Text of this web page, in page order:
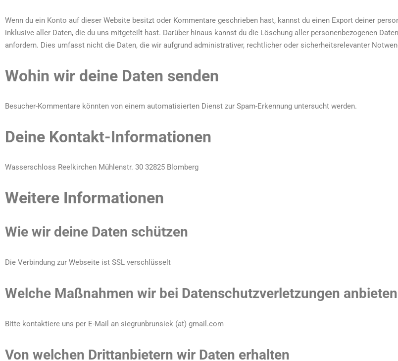
Wenn du ein Konto auf dieser Website besitzt oder Kommentare geschrieben hast, kannst du einen Export deiner
inklusive aller Daten, die du uns mitgeteilt hast. Darüber hinaus kannst du die Löschung aller personenbezogenen
anfordern. Dies umfasst nicht die Daten, die wir aufgrund administrativer, rechtlicher oder sicherheitsrelevanter
Wohin wir deine Daten senden
Besucher-Kommentare könnten von einem automatisierten Dienst zur Spam-Erkennung untersucht werden.
Deine Kontakt-Informationen
Wasserschloss Reelkirchen Mühlenstr. 30 32825 Blomberg
Weitere Informationen
Wie wir deine Daten schützen
Die Verbindung zur Webseite ist SSL verschlüsselt
Welche Maßnahmen wir bei Datenschutzverletzungen anbieten
Bitte kontaktiere uns per E-Mail an siegrunbrunsiek (at) gmail.com
Von welchen Drittanbietern wir Daten erhalten